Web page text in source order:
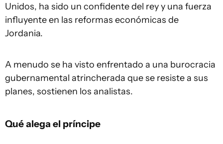
Unidos, ha sido un confidente del rey y una fuerza
influyente en las reformas económicas de
Jordania.
A menudo se ha visto enfrentado a una burocracia
gubernamental atrincherada que se resiste a sus
planes, sostienen los analistas.
Qué alega el príncipe